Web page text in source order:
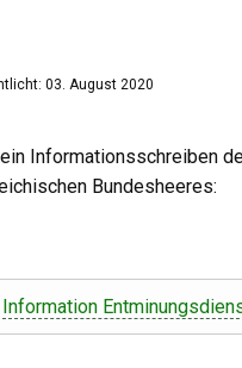
03. August 2020
Informationsschreiben
Bundesheeres:
Information